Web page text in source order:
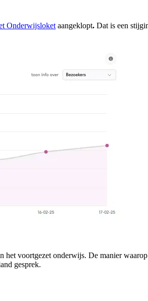
Onderwijsloket aangeklopt. Dat is een
voortgezet onderwijs. De manier
gesprek.